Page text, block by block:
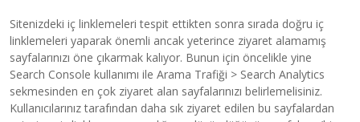
Sitenizdeki iç linklemeleri tespit ettikten sonra sırada doğru iç
linklemeleri yaparak önemli ancak yeterince ziyaret alamamış
sayfalarınızı öne çıkarmak kalıyor. Bunun için öncelikle yine
Search Console kullanımı ile Arama Trafiği > Search Analytics
sekmesinden en çok ziyaret alan sayfalarınızı belirlemelisiniz.
Kullanıcılarınız tarafından daha sık ziyaret edilen bu sayfalardan